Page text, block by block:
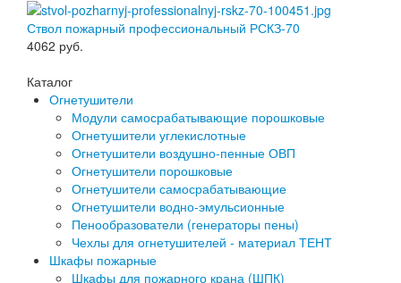
Ствол пожарный профессиональный РСКЗ-70
4062 руб.
Каталог
Огнетушители
Модули самосрабатывающие порошковые
Огнетушители углекислотные
Огнетушители воздушно-пенные ОВП
Огнетушители порошковые
Огнетушители самосрабатывающие
Огнетушители водно-эмульсионные
Пенообразователи (генераторы пены)
Чехлы для огнетушителей - материал ТЕНТ
Шкафы пожарные
Шкафы для пожарного крана (ШПК)